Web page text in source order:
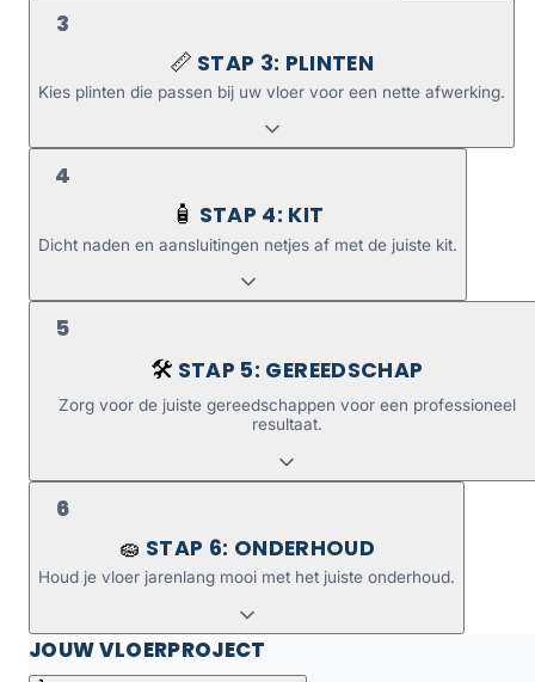
3
📏 STAP 3: PLINTEN
Kies plinten die passen bij uw vloer voor een nette afwerking.
4
🧴 STAP 4: KIT
Dicht naden en aansluitingen netjes af met de juiste kit.
5
🛠️ STAP 5: GEREEDSCHAP
Zorg voor de juiste gereedschappen voor een professioneel
resultaat.
6
🧽 STAP 6: ONDERHOUD
Houd je vloer jarenlang mooi met het juiste onderhoud.
JOUW VLOERPROJECT